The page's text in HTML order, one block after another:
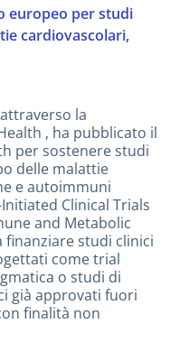
europeo per studi
cardiovascolari,
la
, ha pubblicato il
per sostenere studi
delle malattie
e autoimmuni
Clinical Trials
and Metabolic
finanziare studi clinici
come trial
o studi di
già approvati fuori
finalità non